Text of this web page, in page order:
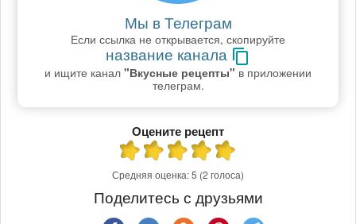
Мы в Телеграм
Если ссылка не открывается, скопируйте
название канала
и ищите канал "Вкусные рецепты" в приложении
телеграм.
Оцените рецепт
Средняя оценка:5 (2 голоса)
Поделитесь с друзьями